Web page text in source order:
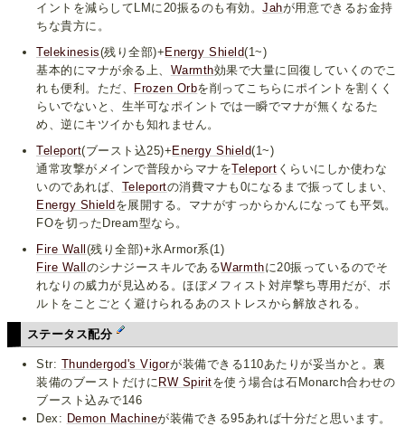
イントを減らしてLMに20振るのも有効。Jahが用意できるお金持
ちな貴方に。
Telekinesis(残り全部)+ Energy Shield(1~)
基本的にマナが余る上、 Warmth効果で大量に回復していくのでこ
れも便利。ただ、
Frozen Orbを削ってこちらにポイントを割くく
らいでないと、生半可なポイントでは一瞬でマナが無くなるた
め、逆にキツイかも知れません。
Teleport(ブースト込25)+ Energy Shield(1~)
通常攻撃がメインで普段からマナをTeleport くらいにしか使わな
いのであれば、 Teleportの消費マナも0になるまで振ってしまい、
Energy Shield を展開する。マナがすっからかんになっても平気。
FOを切ったDream型なら。
Fire Wall (残り全部)+氷Armor系(1)
Fire Wall のシナジースキルであるWarmthに20振っているのでそ
れなりの威力が見込める。ほぼメフィスト対岸撃ち専用だが、ボ
ルトをことごとく避けられるあのストレスから解放される。
ステータス配分
Str: Thundergod's Vigorが装備できる110あたりが妥当かと。裏
装備のブーストだけに RW Spiritを使う場合は石Monarch合わせの
ブースト込みで146
Dex: Demon Machineが装備できる95あれば十分だと思います。